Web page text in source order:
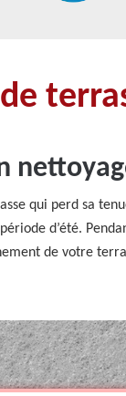
qui perd sa
d’été.
de votre